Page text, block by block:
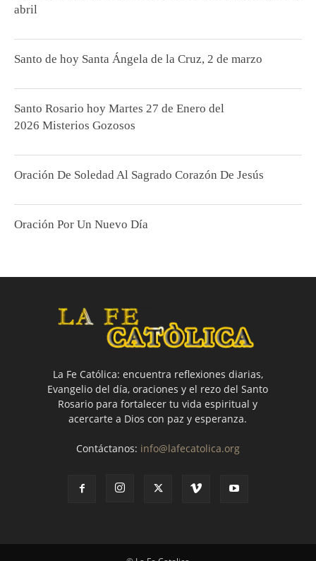
abril
Santo de hoy Santa Ángela de la Cruz, 2 de marzo
Santo Rosario hoy Martes 27 de Enero del
2026 Misterios Gozosos
Oración De Soledad Al Sagrado Corazón De Jesús
Oración Por Un Nuevo Día
La Fe Católica: encuentra reflexiones diarias,
Evangelio del día, oraciones y el rezo del Santo
Rosario para fortalecer tu vida espiritual y
acercarte a Dios con paz y esperanza.
Contáctanos: info@lafecatolica.org